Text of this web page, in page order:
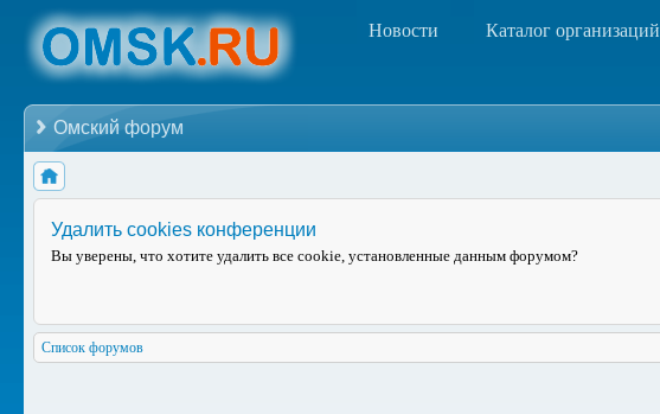
Новости Каталог организаций
Омский форум
Удалить cookies конференции
Вы уверены, что хотите удалить все cookie, установленные данным форумом?
Список форумов